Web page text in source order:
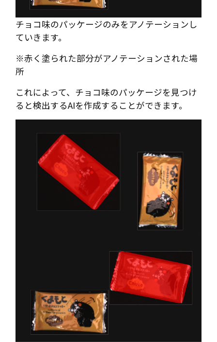
チョコ味のパッケージのみをアノテーションし
ていきます。
※赤く塗られた部分がアノテーションされた場
所
これによって、チョコ味のパッケージを見つけ
ると検出するAIを作成することができます。